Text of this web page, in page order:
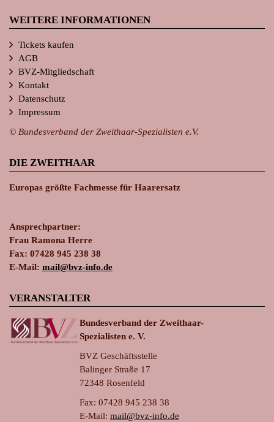
WEITERE INFORMATIONEN
Tickets kaufen
AGB
BVZ-Mitgliedschaft
Kontakt
Datenschutz
Impressum
© Bundesverband der Zweithaar-Spezialisten e.V.
DIE ZWEITHAAR
Europas größte Fachmesse für Haarersatz
Ansprechpartner:
Frau Ramona Herre
Fax: 07428 945 238 38
E-Mail: mail@bvz-info.de
VERANSTALTER
Bundesverband der Zweithaar-
Spezialisten e. V.
BVZ Geschäftsstelle
Balinger Straße 17
72348 Rosenfeld
Fax: 07428 945 238 38
E-Mail: mail@bvz-info.de